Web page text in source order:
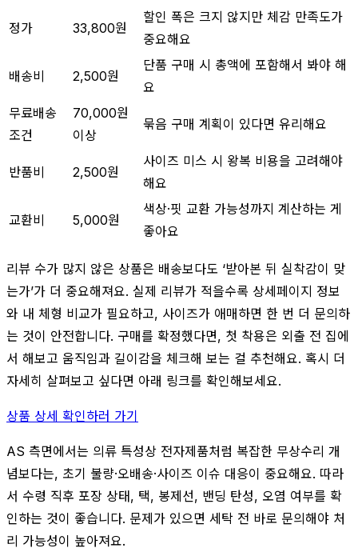
정가 33,800원
할인 폭은 크지 않지만 체감 만족도가
중요해요
배송비 2,500원
단품 구매 시 총액에 포함해서 봐야 해
요
무료배송
조건
70,000원
이상
묶음 구매 계획이 있다면 유리해요
반품비 2,500원
사이즈 미스 시 왕복 비용을 고려해야
해요
교환비 5,000원
색상·핏 교환 가능성까지 계산하는 게
좋아요
리뷰 수가 많지 않은 상품은 배송보다도 ‘받아본 뒤 실착감이 맞
는가’가 더 중요해져요. 실제 리뷰가 적을수록 상세페이지 정보
와 내 체형 비교가 필요하고, 사이즈가 애매하면 한 번 더 문의하
는 것이 안전합니다. 구매를 확정했다면, 첫 착용은 외출 전 집에
서 해보고 움직임과 길이감을 체크해 보는 걸 추천해요. 혹시 더
자세히 살펴보고 싶다면 아래 링크를 확인해보세요.
상품 상세 확인하러 가기
AS 측면에서는 의류 특성상 전자제품처럼 복잡한 무상수리 개
념보다는, 초기 불량·오배송·사이즈 이슈 대응이 중요해요. 따라
서 수령 직후 포장 상태, 택, 봉제선, 밴딩 탄성, 오염 여부를 확
인하는 것이 좋습니다. 문제가 있으면 세탁 전 바로 문의해야 처
리 가능성이 높아져요.